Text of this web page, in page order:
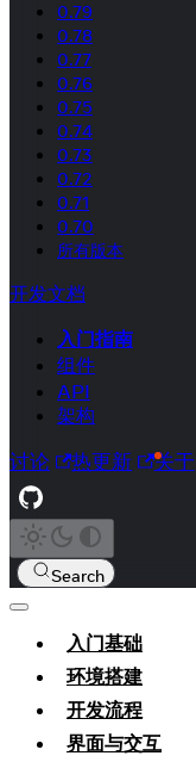
0.79
0.78
0.77
0.76
0.75
0.74
0.73
0.72
0.71
0.70
所有版本
开发文档
入门指南
组件
API
架构
讨论 热更新 关于
Search
入门基础
环境搭建
开发流程
界面与交互